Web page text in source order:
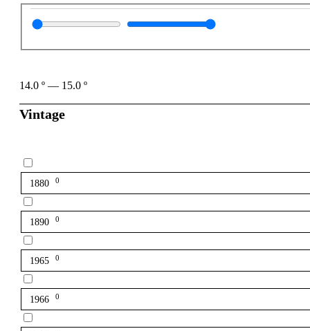
14.0 º — 15.0 º
Vintage
1880 0
1890 0
1965 0
1966 0